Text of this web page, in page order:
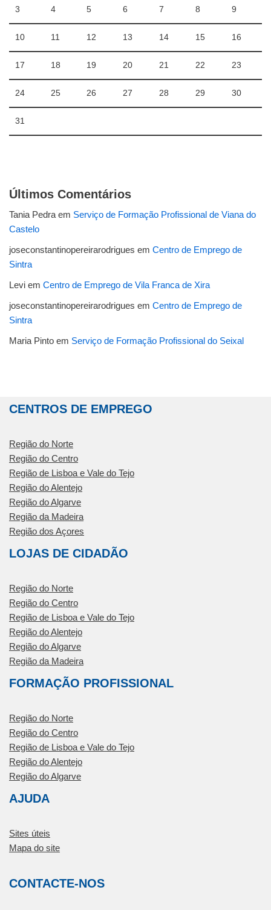
3 4 5 6 7 8 9
10 11 12 13 14 15 16
17 18 19 20 21 22 23
24 25 26 27 28 29 30
31
Últimos Comentários
Tania Pedra em Serviço de Formação Profissional de Viana do
Castelo
joseconstantinopereirarodrigues em Centro de Emprego de
Sintra
Levi em Centro de Emprego de Vila Franca de Xira
joseconstantinopereirarodrigues em Centro de Emprego de
Sintra
Maria Pinto em Serviço de Formação Profissional do Seixal
CENTROS DE EMPREGO
Região do Norte
Região do Centro
Região de Lisboa e Vale do Tejo
Região do Alentejo
Região do Algarve
Região da Madeira
Região dos Açores
LOJAS DE CIDADÃO
Região do Norte
Região do Centro
Região de Lisboa e Vale do Tejo
Região do Alentejo
Região do Algarve
Região da Madeira
FORMAÇÃO PROFISSIONAL
Região do Norte
Região do Centro
Região de Lisboa e Vale do Tejo
Região do Alentejo
Região do Algarve
AJUDA
Sites úteis
Mapa do site
CONTACTE-NOS